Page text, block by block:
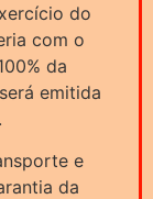
do
com o
da
emitida
e
da